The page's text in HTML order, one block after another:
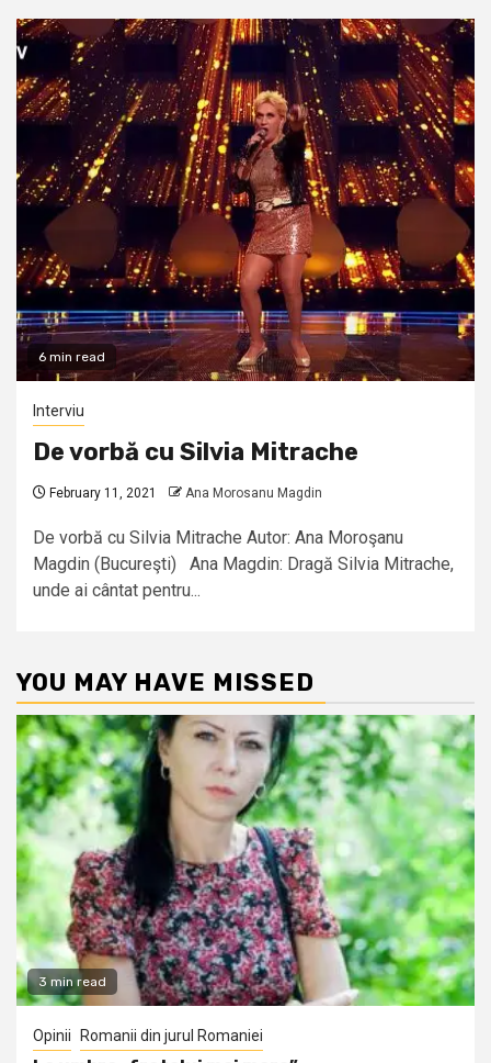
6 min read
Interviu
De vorbă cu Silvia Mitrache
February 11, 2021 Ana Morosanu Magdin
De vorbă cu Silvia Mitrache Autor: Ana Moroşanu
Magdin (Bucureşti) Ana Magdin: Dragă Silvia Mitrache,
unde ai cântat pentru...
YOU MAY HAVE MISSED
3 min read
Opinii Romanii din jurul Romaniei